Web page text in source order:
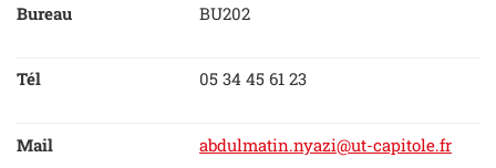
Bureau BU202
Tél 05 34 45 61 23
Mail abdulmatin.nyazi@ut-capitole.fr